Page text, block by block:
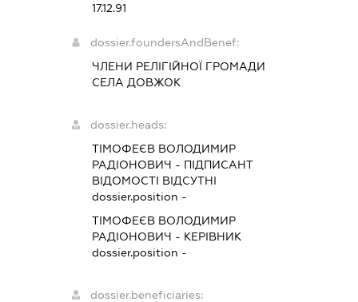
17.12.91
dossier.foundersAndBenef:
ЧЛЕНИ РЕЛІГІЙНОЇ ГРОМАДИ
СЕЛА ДОВЖОК
dossier.heads:
ТІМОФЕЄВ ВОЛОДИМИР
РАДІОНОВИЧ - ПІДПИСАНТ
ВІДОМОСТІ ВІДСУТНІ
dossier.position -
ТІМОФЕЄВ ВОЛОДИМИР
РАДІОНОВИЧ - КЕРІВНИК
dossier.position -
dossier.beneficiaries: